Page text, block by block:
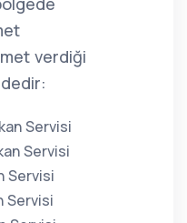
verdiği
Servisi
Servisi
Servisi
Servisi